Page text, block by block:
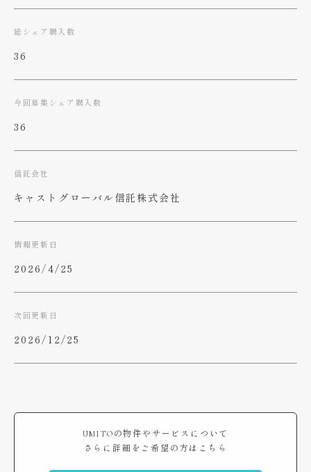
総シェア購入数
36
今回募集シェア購入数
36
信託会社
キャストグローバル信託株式会社
情報更新日
2026/4/25
次回更新日
2026/12/25
UMITOの物件やサービスについて
さらに詳細をご希望の方はこちら